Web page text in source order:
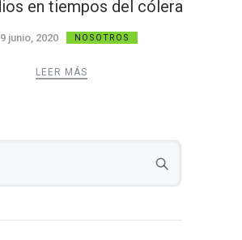
en tiempos del cólera
9 junio, 2020 NOSOTROS
LEER MÁS